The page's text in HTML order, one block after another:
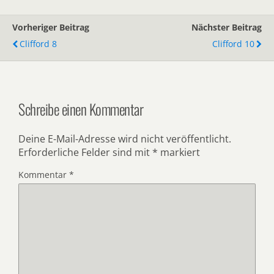
Vorheriger Beitrag
Clifford 8
Nächster Beitrag
Clifford 10
Schreibe einen Kommentar
Deine E-Mail-Adresse wird nicht veröffentlicht.
Erforderliche Felder sind mit * markiert
Kommentar *